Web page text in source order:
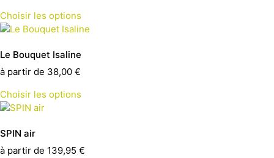
Choisir les options
Le Bouquet Isaline
à partir de 38,00 €
Choisir les options
SPIN air
à partir de 139,95 €